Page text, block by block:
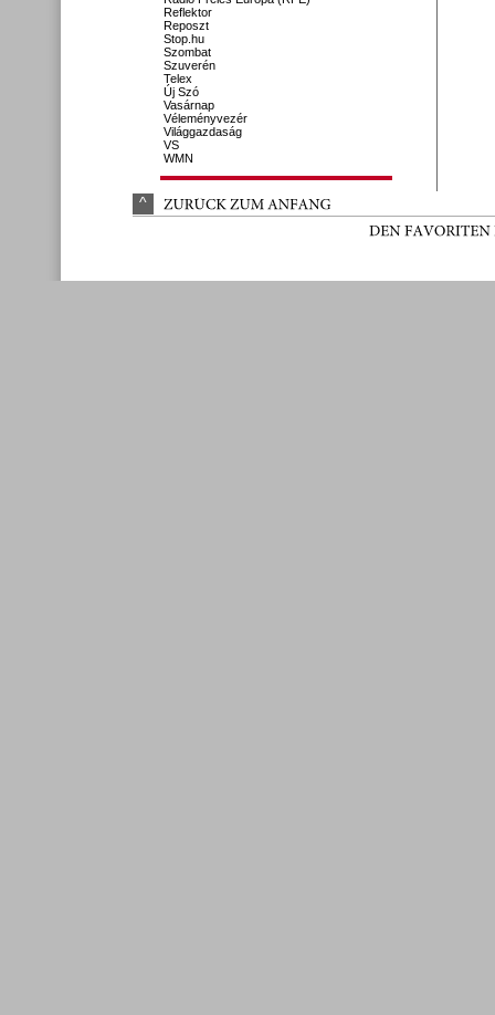
Reflektor
Reposzt
Stop.hu
Szombat
Szuverén
Telex
Új Szó
Vasárnap
Véleményvezér
Világgazdaság
VS
WMN
^ ZURÜCK ZUM ANFANG
DEN FAVORITEN